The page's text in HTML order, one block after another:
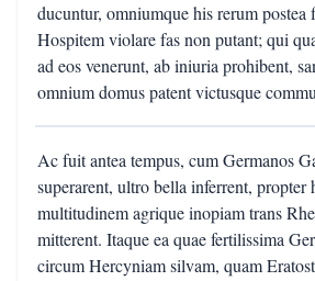
ducuntur, omniumque his rerum postea
Hospitem violare fas non putant; qui
ad eos venerunt, ab iniuria prohibent,
omnium domus patent victusque
Ac fuit antea tempus, cum Germanos
superarent, ultro bella inferrent, propter
multitudinem agrique inopiam trans
mitterent. Itaque ea quae fertilissima
circum Hercyniam silvam, quam